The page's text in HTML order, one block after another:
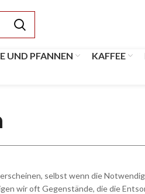
UND PFANNEN KAFFEE
selbst wenn die
wir oft Gegenstände, die die